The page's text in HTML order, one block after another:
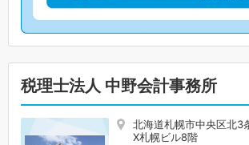
税理士法人 中野会計事務所
北海道札幌市中央区北3
X札幌ビル8階